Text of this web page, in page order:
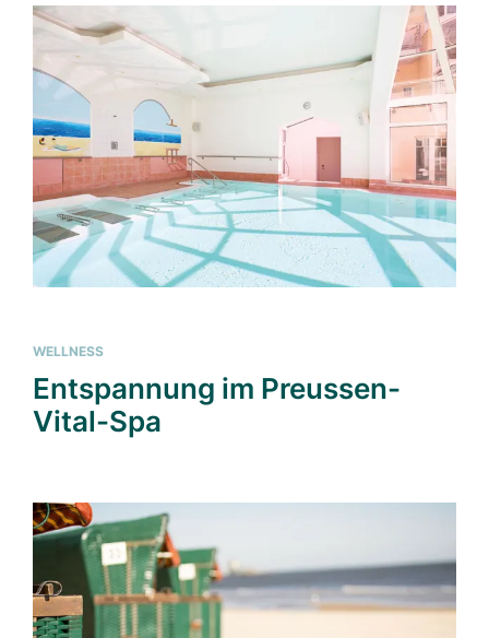
WELLNESS
Entspannung im Preussen-
Vital-Spa